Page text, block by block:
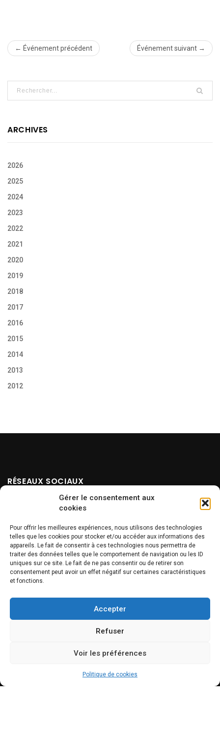
Gérer le consentement aux
cookies
Pour offrir les meilleures expériences, nous utilisons des technologies
telles que les cookies pour stocker et/ou accéder aux informations des
appareils. Le fait de consentir à ces technologies nous permettra de
traiter des données telles que le comportement de navigation ou les ID
uniques sur ce site. Le fait de ne pas consentir ou de retirer son
consentement peut avoir un effet négatif sur certaines caractéristiques
et fonctions.
Accepter
Refuser
Voir les préférences
Politique de cookies
← Événement précédent Événement suivant →
ARCHIVES
2026
2025
2024
2023
2022
2021
2020
2019
2018
2017
2016
2015
2014
2013
2012
RÉSEAUX SOCIAUX
NEWSLETTER